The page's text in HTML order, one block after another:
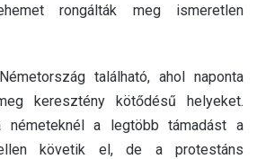
rongálták meg ismeretlen
található, ahol naponta
keresztény kötődésű helyeket.
németeknél a legtöbb támadást a
követik el, de a protestáns